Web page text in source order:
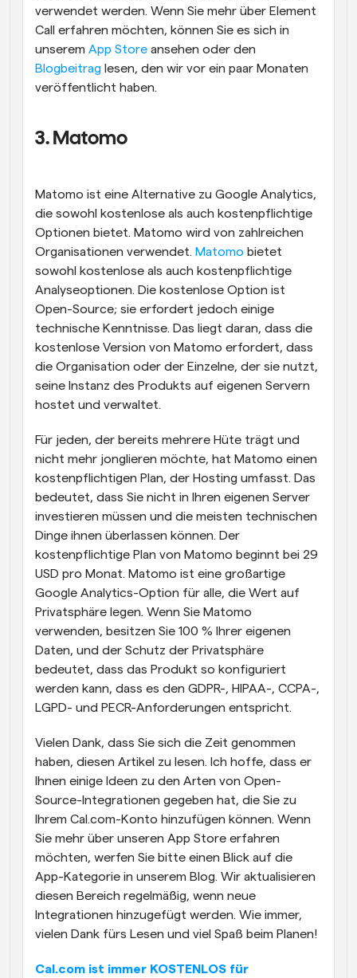
verwendet werden. Wenn Sie mehr über Element
Call erfahren möchten, können Sie es sich in
unserem App Store
Blogbeitrag lesen, den wir vor ein paar Monaten
veröffentlicht haben.
3. Matomo
Matomo ist eine Alternative zu Google Analytics,
die sowohl kostenlose als auch kostenpflichtige
Optionen bietet. Matomo wird von zahlreichen
Organisationen verwendet. Matomo bietet
sowohl kostenlose als auch kostenpflichtige
Analyseoptionen. Die kostenlose Option ist
Open-Source; sie erfordert jedoch einige
technische Kenntnisse. Das liegt daran, dass die
kostenlose Version von Matomo erfordert, dass
die Organisation oder der Einzelne, der sie nutzt,
seine Instanz des Produkts auf eigenen Servern
hostet und verwaltet.
Für jeden, der bereits mehrere Hüte trägt und
nicht mehr jonglieren möchte, hat Matomo einen
kostenpflichtigen Plan, der Hosting umfasst. Das
bedeutet, dass Sie nicht in Ihren eigenen Server
investieren müssen und die meisten technischen
Dinge ihnen überlassen können. Der
kostenpflichtige Plan von Matomo beginnt bei 29
USD pro Monat. Matomo ist eine großartige
Google Analytics-Option für alle, die Wert auf
Privatsphäre legen. Wenn Sie Matomo
verwenden, besitzen Sie 100 % Ihrer eigenen
Daten, und der Schutz der Privatsphäre
bedeutet, dass das Produkt so konfiguriert
werden kann, dass es den GDPR-, HIPAA-, CCPA-,
LGPD- und PECR-Anforderungen entspricht.
Vielen Dank, dass Sie sich die Zeit genommen
haben, diesen Artikel zu lesen. Ich hoffe, dass er
Ihnen einige Ideen zu den Arten von Open-
Source-Integrationen gegeben hat, die Sie zu
Ihrem Cal.com-Konto hinzufügen können. Wenn
Sie mehr über unseren App Store erfahren
möchten, werfen Sie bitte einen Blick auf die
App-Kategorie in unserem Blog. Wir aktualisieren
diesen Bereich regelmäßig, wenn neue
Integrationen hinzugefügt werden. Wie immer,
vielen Dank fürs Lesen und viel Spaß beim Planen!
Cal.com ist immer KOSTENLOS für